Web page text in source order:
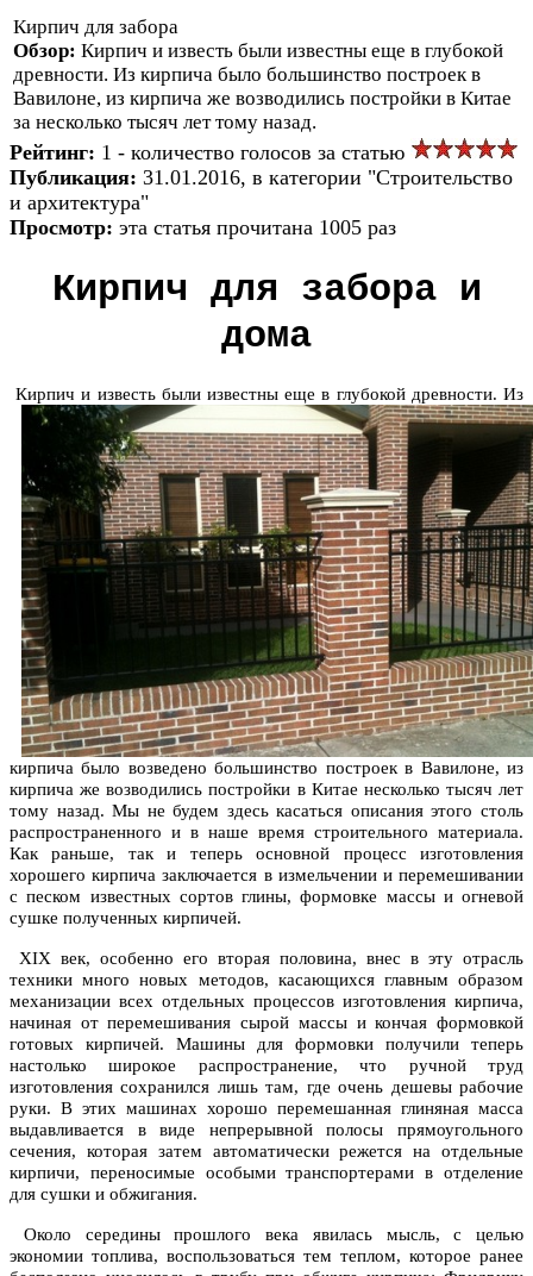
Кирпич для забора
Обзор: Кирпич и известь были известны еще в глубокой
древности. Из кирпича было большинство построек в
Вавилоне, из кирпича же возводились постройки в Китае
за несколько тысяч лет тому назад.
Рейтинг: 1 - количество голосов за статью
Публикация: 31.01.2016, в категории "Строительство
и архитектура"
Просмотр: эта статья прочитана 1005 раз
Кирпич для забора и
дома
Кирпич и известь были известны еще в глубокой древности. Из
кирпича было возведено большинство построек в Вавилоне, из
кирпича же возводились постройки в Китае несколько тысяч лет
тому назад. Мы не будем здесь касаться описания этого столь
распространенного и в наше время строительного материала.
Как раньше, так и теперь основной процесс изготовления
хорошего кирпича заключается в измельчении и перемешивании
с песком известных сортов глины, формовке массы и огневой
сушке полученных кирпичей.
XIX век, особенно его вторая половина, внес в эту отрасль
техники много новых методов, касающихся главным образом
механизации всех отдельных процессов изготовления кирпича,
начиная от перемешивания сырой массы и кончая формовкой
готовых кирпичей. Машины для формовки получили теперь
настолько широкое распространение, что ручной труд
изготовления сохранился лишь там, где очень дешевы рабочие
руки. В этих машинах хорошо перемешанная глиняная масса
выдавливается в виде непрерывной полосы прямоугольного
сечения, которая затем автоматически режется на отдельные
кирпичи, переносимые особыми транспортерами в отделение
для сушки и обжигания.
Около середины прошлого века явилась мысль, с целью
экономии топлива, воспользоваться тем теплом, которое ранее